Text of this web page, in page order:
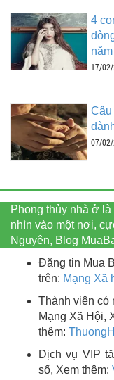
4
17/
Câu
07/
Phong thủy nhà ở
nhìn vào một nơi,
Nguyên, Blog
Đăng tin Mua
trên: Mạng Xã
Thành viên có
Mạng Xã Hội,
thêm:
Dịch vụ VIP
số, Xem thêm: